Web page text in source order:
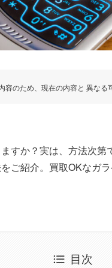
のため、現在の内容と 異なる
すか？実は、方法次
ご紹介。買取OKなガ
目次